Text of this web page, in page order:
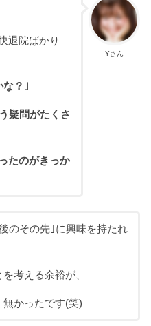
Yさん
退院ばかり
な？｣
疑問がたくさ
たのがきっか
のその先｣に興味を持たれ
考える余裕が、
かったです(笑)